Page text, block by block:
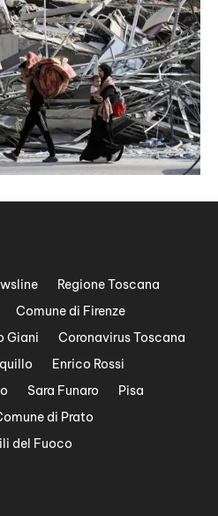
Regione Toscana
Comune di Firenze
Giani
Coronavirus Toscana
Enrico Rossi
Sara Funaro
Pisa
di Prato
del Fuoco